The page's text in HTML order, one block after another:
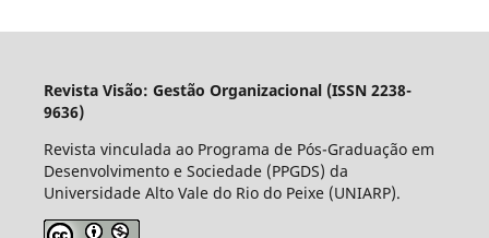
Revista Visão: Gestão Organizacional (ISSN 2238-
9636)
Revista vinculada ao Programa de Pós-Graduação em
Desenvolvimento e Sociedade (PPGDS) da
Universidade Alto Vale do Rio do Peixe (UNIARP).